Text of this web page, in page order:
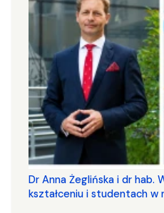
​​​​​​​Dr Anna Żeglińska i dr hab.
kształceniu i studentach w